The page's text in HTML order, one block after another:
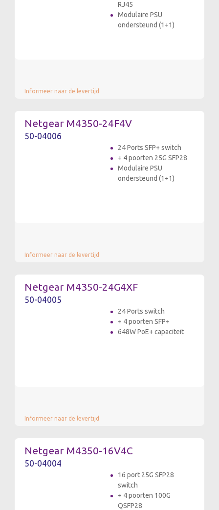
RJ45
Modulaire PSU
ondersteund (1+1)
Informeer naar de levertijd
Netgear M4350-24F4V
50-04006
24 Ports SFP+ switch
+ 4 poorten 25G SFP28
Modulaire PSU
ondersteund (1+1)
Informeer naar de levertijd
Netgear M4350-24G4XF
50-04005
24 Ports switch
+ 4 poorten SFP+
648W PoE+ capaciteit
Informeer naar de levertijd
Netgear M4350-16V4C
50-04004
16 port 25G SFP28
switch
+ 4 poorten 100G
QSFP28